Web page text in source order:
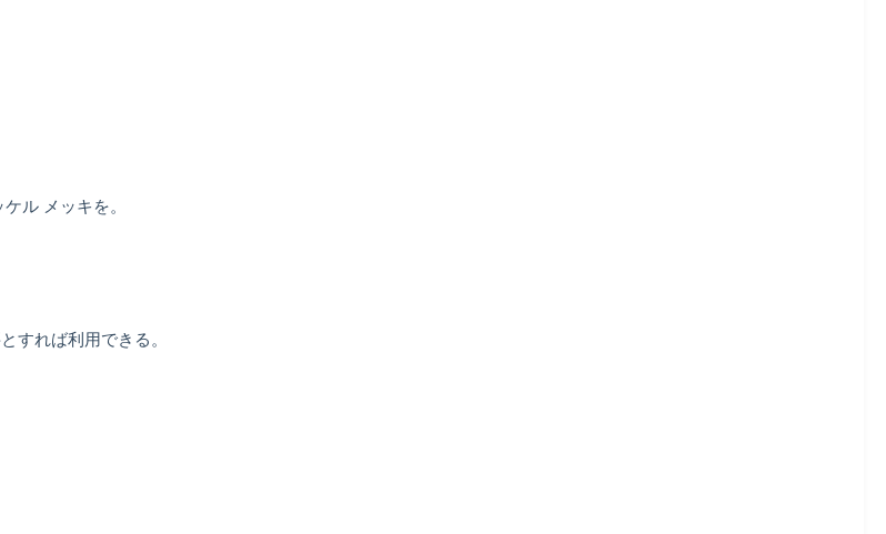
ル メッキを。
すれば利用できる。